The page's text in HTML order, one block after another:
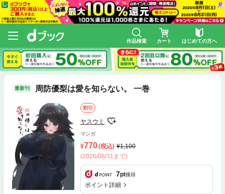
作品検索 カート はじめての方へ
最新刊 周防優梨は愛を知らない。 一巻
割引
ヤスウミ
マンガ
770(税込)
1,100
(2026/08/31まで)
7pt獲得
ポイント詳細